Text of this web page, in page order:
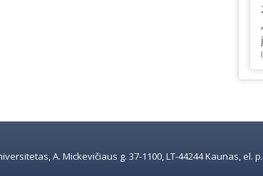
A. Mickevičiaus g. 37-1100, LT-44244 Kaunas, el.